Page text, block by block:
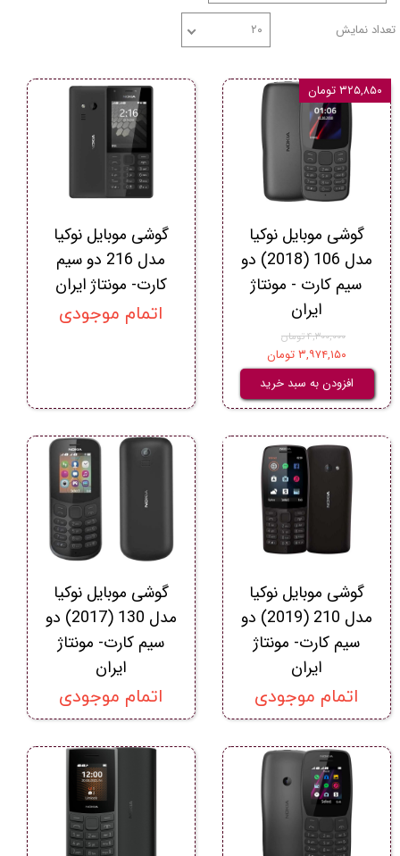
تعداد نمایش ۲۰
گوشی موبايل نوکيا
مدل 106 (2018) دو
سیم‌ کارت - مونتاژ
ایران
۴,۳۰۰,۰۰۰ تومان
۳,۹۷۴,۱۵۰ تومان
افزودن به سبد خرید
۳۲۵,۸۵۰ تومان
گوشی موبايل نوکيا
مدل 216 دو سیم‌
کارت- مونتاژ ایران
اتمام موجودی
گوشی موبايل نوکيا
مدل 210 (2019) دو
سیم‌ کارت- مونتاژ
ایران
اتمام موجودی
گوشی موبايل نوکيا
مدل 130 (2017) دو
سیم‌ کارت- مونتاژ
ایران
اتمام موجودی